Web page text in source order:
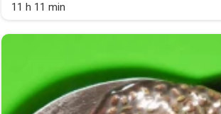
11 h 11 min